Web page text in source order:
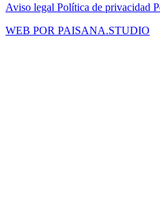
Aviso legal Política de privacidad
WEB POR PAISANA.STUDIO